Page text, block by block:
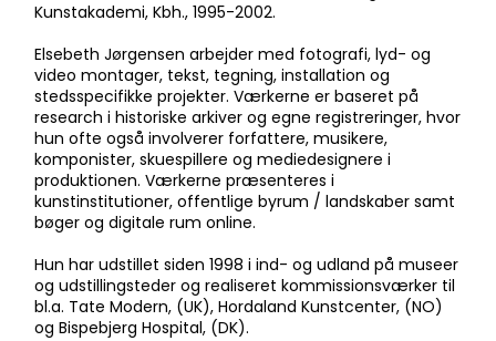
Kunstakademi, Kbh., 1995-2002.
Elsebeth Jørgensen arbejder med fotografi, lyd- og
video montager, tekst, tegning, installation og
stedsspecifikke projekter. Værkerne er baseret på
research i historiske arkiver og egne registreringer, hvor
hun ofte også involverer forfattere, musikere,
komponister, skuespillere og mediedesignere i
produktionen. Værkerne præsenteres i
kunstinstitutioner, offentlige byrum / landskaber samt
bøger og digitale rum online.
Hun har udstillet siden 1998 i ind- og udland på museer
og udstillingsteder og realiseret kommissionsværker til
bl.a. Tate Modern, (UK), Hordaland Kunstcenter, (NO)
og Bispebjerg Hospital, (DK).